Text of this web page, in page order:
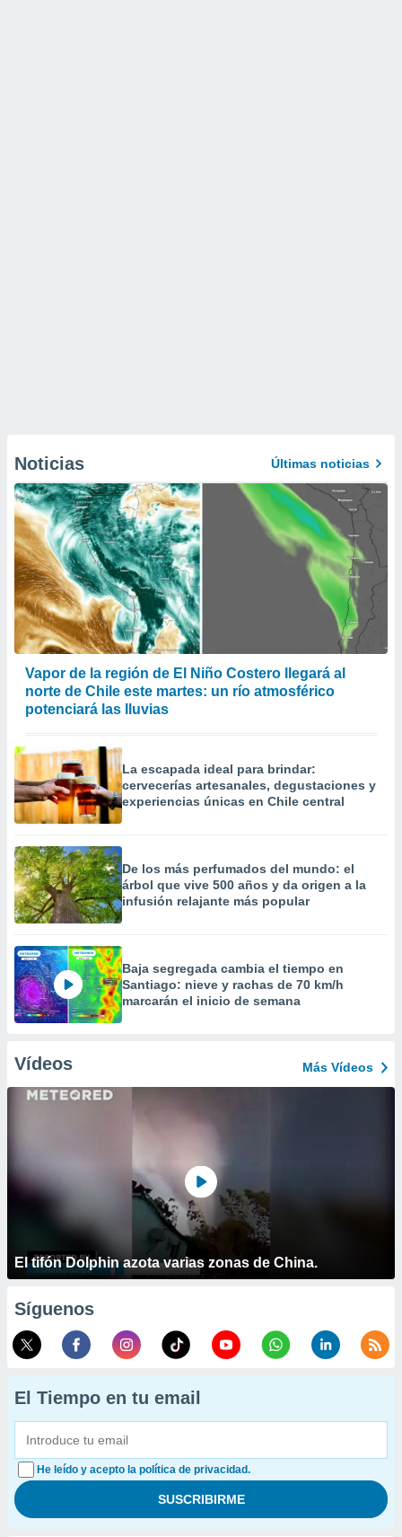
Noticias Últimas noticias
Vapor de la región de El Niño Costero llegará al
norte de Chile este martes: un río atmosférico
potenciará las lluvias
La escapada ideal para brindar:
cervecerías artesanales, degustaciones y
experiencias únicas en Chile central
De los más perfumados del mundo: el
árbol que vive 500 años y da origen a la
infusión relajante más popular
Baja segregada cambia el tiempo en
Santiago: nieve y rachas de 70 km/h
marcarán el inicio de semana
Vídeos Más Vídeos
El tifón Dolphin azota varias zonas de China.
Síguenos
El Tiempo en tu email
He leído y acepto la política de privacidad.